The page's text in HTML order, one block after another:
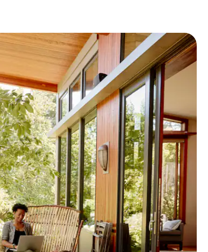
pour les parcourir ou en appuyant et en faisant glisser.